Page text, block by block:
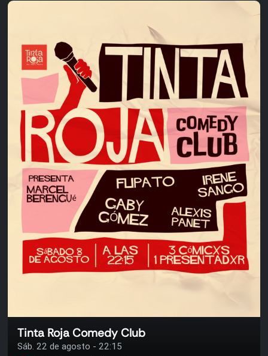
Tinta Roja Comedy Club
Sáb. 22 de agosto - 22:15